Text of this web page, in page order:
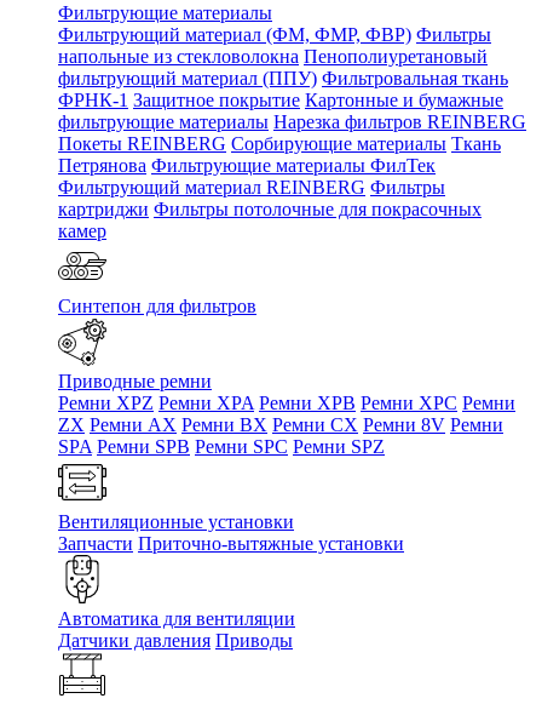
Фильтрующие материалы
Фильтрующий материал (ФМ, ФМР, ФВР) Фильтры
напольные из стекловолокна Пенополиуретановый
фильтрующий материал (ППУ) Фильтровальная ткань
ФРНК-1 Защитное покрытие Картонные и бумажные
фильтрующие материалы Нарезка фильтров REINBERG
Покеты REINBERG Сорбирующие материалы Ткань
Петрянова Фильтрующие материалы ФилТек
Фильтрующий материал REINBERG Фильтры
картриджи Фильтры потолочные для покрасочных
камер
Синтепон для фильтров
Приводные ремни
Ремни XPZ Ремни XPA Ремни XPB Ремни XPC Ремни
ZX Ремни AX Ремни BX Ремни CX Ремни 8V Ремни
SPA Ремни SPB Ремни SPC Ремни SPZ
Вентиляционные установки
Запчасти Приточно-вытяжные установки
Автоматика для вентиляции
Датчики давления Приводы